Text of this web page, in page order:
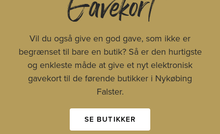
Vil du også give en god gave, som ikke er
begrænset til bare en butik? Så er den hurtigste
og enkleste måde at give et nyt elektronisk
gavekort til de førende butikker i Nykøbing
Falster.
SE BUTIKKER